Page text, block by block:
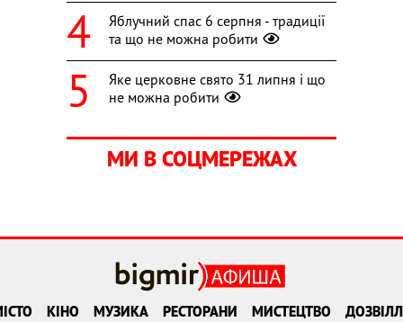
Яблучний спас 6 серпня - традиції
та що не можна робити
Яке церковне свято 31 липня і що
не можна робити
МИ В СОЦМЕРЕЖАХ
КІНО МУЗИКА РЕСТОРАНИ МИСТЕЦТВО